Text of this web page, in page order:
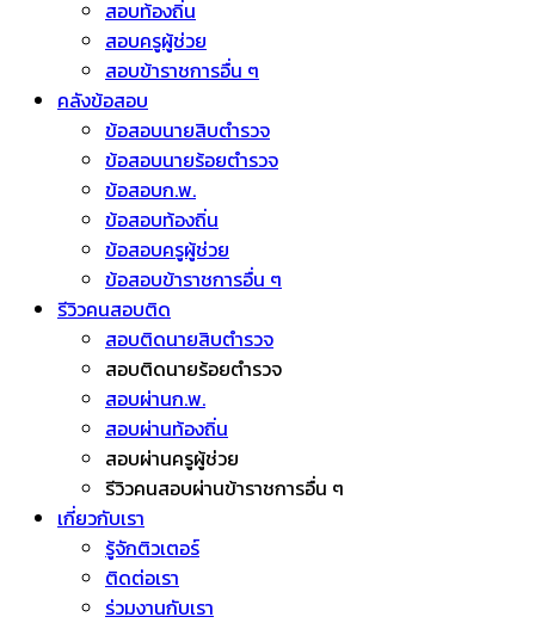
สอบท้องถิ่น
สอบครูผู้ช่วย
สอบข้าราชการอื่น ๆ
คลังข้อสอบ
ข้อสอบนายสิบตำรวจ
ข้อสอบนายร้อยตำรวจ
ข้อสอบก.พ.
ข้อสอบท้องถิ่น
ข้อสอบครูผู้ช่วย
ข้อสอบข้าราชการอื่น ๆ
รีวิวคนสอบติด
สอบติดนายสิบตำรวจ
สอบติดนายร้อยตำรวจ
สอบผ่านก.พ.
สอบผ่านท้องถิ่น
สอบผ่านครูผู้ช่วย
รีวิวคนสอบผ่านข้าราชการอื่น ๆ
เกี่ยวกับเรา
รู้จักติวเตอร์
ติดต่อเรา
ร่วมงานกับเรา